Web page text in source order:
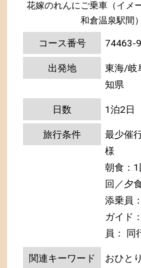
花嫁のれんにご乗車（イメ
和倉温泉駅間）
コース番号 74463-
出発地
東海/
知県
日数 1泊2日
旅行条件
最少催
様
朝食：1
回／夕
添乗員
ガイド
員： 同
関連キーワード
おひと